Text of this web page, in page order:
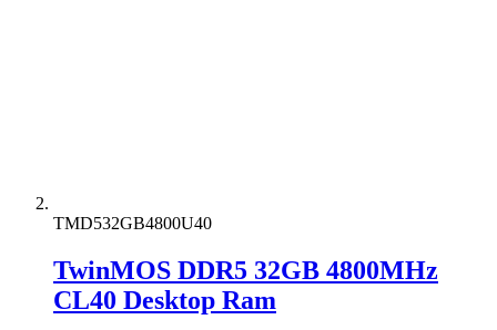
TMD532GB4800U40
TwinMOS DDR5 32GB 4800MHz
CL40 Desktop Ram